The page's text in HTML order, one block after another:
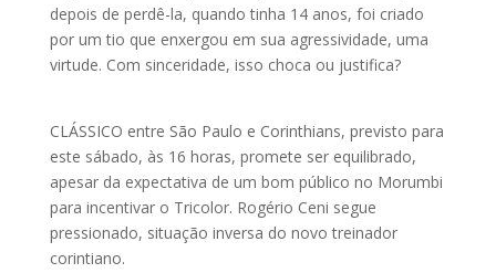
depois de perdê-la, quando tinha 14 anos, foi criado
por um tio que enxergou em sua agressividade, uma
virtude. Com sinceridade, isso choca ou justifica?
CLÁSSICO entre São Paulo e Corinthians, previsto para
este sábado, às 16 horas, promete ser equilibrado,
apesar da expectativa de um bom público no Morumbi
para incentivar o Tricolor. Rogério Ceni segue
pressionado, situação inversa do novo treinador
corintiano.